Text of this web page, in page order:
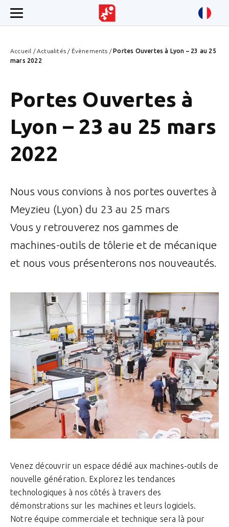
Accueil /Actualités / Évènements /Portes Ouvertes à Lyon – 23 au 25
mars 2022
Portes Ouvertes à
Lyon – 23 au 25 mars
2022
Nous vous convions à nos portes ouvertes à
Meyzieu (Lyon) du 23 au 25 mars
Vous y retrouverez nos gammes de
machines-outils de tôlerie et de mécanique
et nous vous présenterons nos nouveautés.
Venez découvrir un espace dédié aux machines-outils de
nouvelle génération. Explorez les tendances
technologiques à nos côtés à travers des
démonstrations sur les machines et leurs logiciels.
Notre équipe commerciale et technique sera là pour